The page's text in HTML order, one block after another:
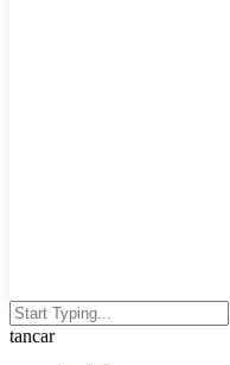
tancar